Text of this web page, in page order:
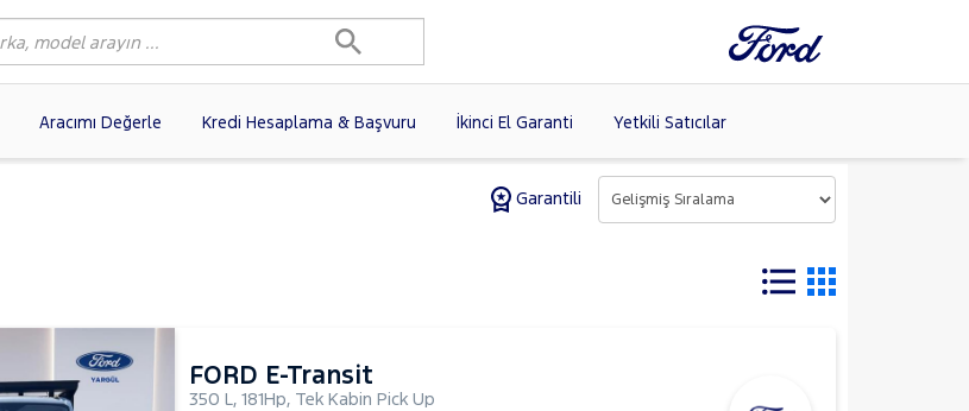
Aracımı Değerle Kredi Hesaplama & Başvuru İkinci El Garanti Yetkili Satıcılar
Garantili
FORD E-Transit
350 L, 181Hp, Tek Kabin Pick Up